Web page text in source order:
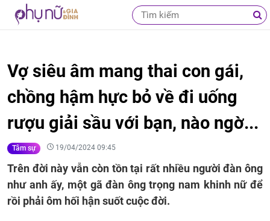
Vợ siêu âm mang thai con gái,
chồng hậm hực bỏ về đi uống
rượu giải sầu với bạn, nào ngờ...
Tâm sự 19/04/2024 09:45
Trên đời này vẫn còn tồn tại rất nhiều người đàn ông
như anh ấy, một gã đàn ông trọng nam khinh nữ để
rồi phải ôm hối hận suốt cuộc đời.